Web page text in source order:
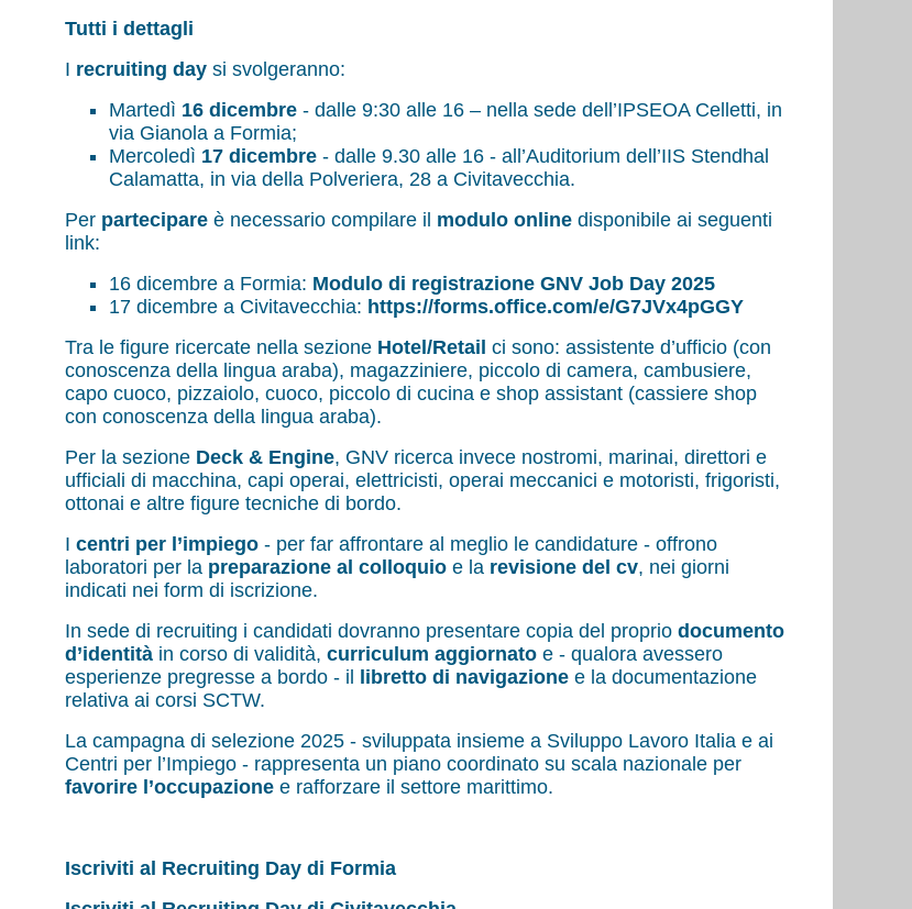
Tutti i dettagli
I recruiting day si svolgeranno:
Martedì 16 dicembre - dalle 9:30 alle 16 – nella sede dell’IPSEOA Celletti, in
via Gianola a Formia;
Mercoledì 17 dicembre - dalle 9.30 alle 16 - all’Auditorium dell’IIS Stendhal
Calamatta, in via della Polveriera, 28 a Civitavecchia.
Per partecipare è necessario compilare il modulo online disponibile ai seguenti
link:
16 dicembre a Formia: Modulo di registrazione GNV Job Day 2025
17 dicembre a Civitavecchia: https://forms.office.com/e/G7JVx4pGGY
Tra le figure ricercate nella sezione Hotel/Retail ci sono: assistente d’ufficio (con
conoscenza della lingua araba), magazziniere, piccolo di camera, cambusiere,
capo cuoco, pizzaiolo, cuoco, piccolo di cucina e shop assistant (cassiere shop
con conoscenza della lingua araba).
Per la sezione Deck & Engine, GNV ricerca invece nostromi, marinai, direttori e
ufficiali di macchina, capi operai, elettricisti, operai meccanici e motoristi, frigoristi,
ottonai e altre figure tecniche di bordo.
I centri per l’impiego - per far affrontare al meglio le candidature - offrono
laboratori per la preparazione al colloquio e la revisione del cv, nei giorni
indicati nei form di iscrizione.
In sede di recruiting i candidati dovranno presentare copia del proprio documento
d’identità in corso di validità, curriculum aggiornato e - qualora avessero
esperienze pregresse a bordo - il
libretto di navigazione e la documentazione
relativa ai corsi SCTW.
La campagna di selezione 2025 - sviluppata insieme a Sviluppo Lavoro Italia e ai
Centri per l’Impiego - rappresenta un piano coordinato su scala nazionale per
favorire l’occupazione e rafforzare il settore marittimo.
Iscriviti al Recruiting Day di Formia